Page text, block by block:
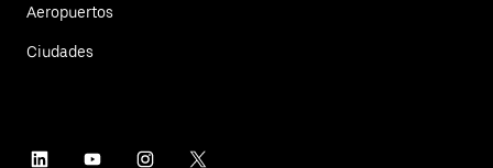
Aeropuertos
Ciudades